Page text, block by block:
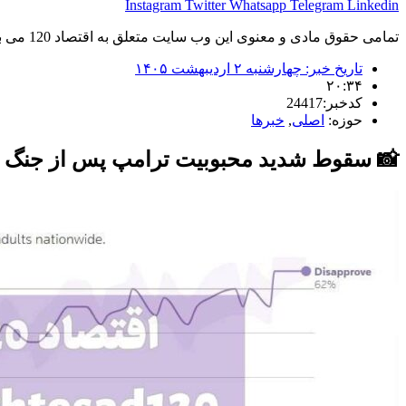
Instagram Twitter Whatsapp Telegram Linkedin
تمامی حقوق مادی و معنوی این وب سایت متعلق به اقتصاد 120 می باشد و استفاده غیر قانونی از آن پیگرد قانونی دارد.
تاریخ خبر: چهارشنبه ۲ اردیبهشت ۱۴۰۵
۲۰:۳۴
کدخبر:24417
حوزه: اصلی, خبرها
📸 سقوط شدید محبوبیت ترامپ پس از جنگ